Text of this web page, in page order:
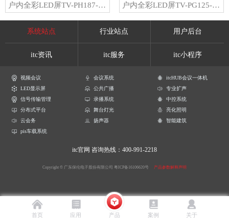
户内全彩LED屏TV-PH187-YG/TV-PH187-YZ 户内全彩LED屏TV-PG125-YM/TV-PG145-YX/TV-PG145-YM/TV-PG156-YX/TV-PG156-YM/TV-PG187-YX/TV-PG187-YM/TV-PG250-YX/TV-PG250-YM
系统站点 行业站点 用户后台
itc资讯 itc服务 itc小程序
视频会议 会议系统
itcHUB会议一体机
LED显示屏
公共广播
专业扩声
信号传输管理
录播系统
中控系统
分布式平台
舞台灯光
亮化照明
云会务
扬声器
智能建筑
pis车载系统
itc官网 咨询热线：400-991-2218
Copyright © 广东保伦电子股份有限公司 粤ICP备16106620号 产品参数解释声明
首页 应用 产品 案例 关于